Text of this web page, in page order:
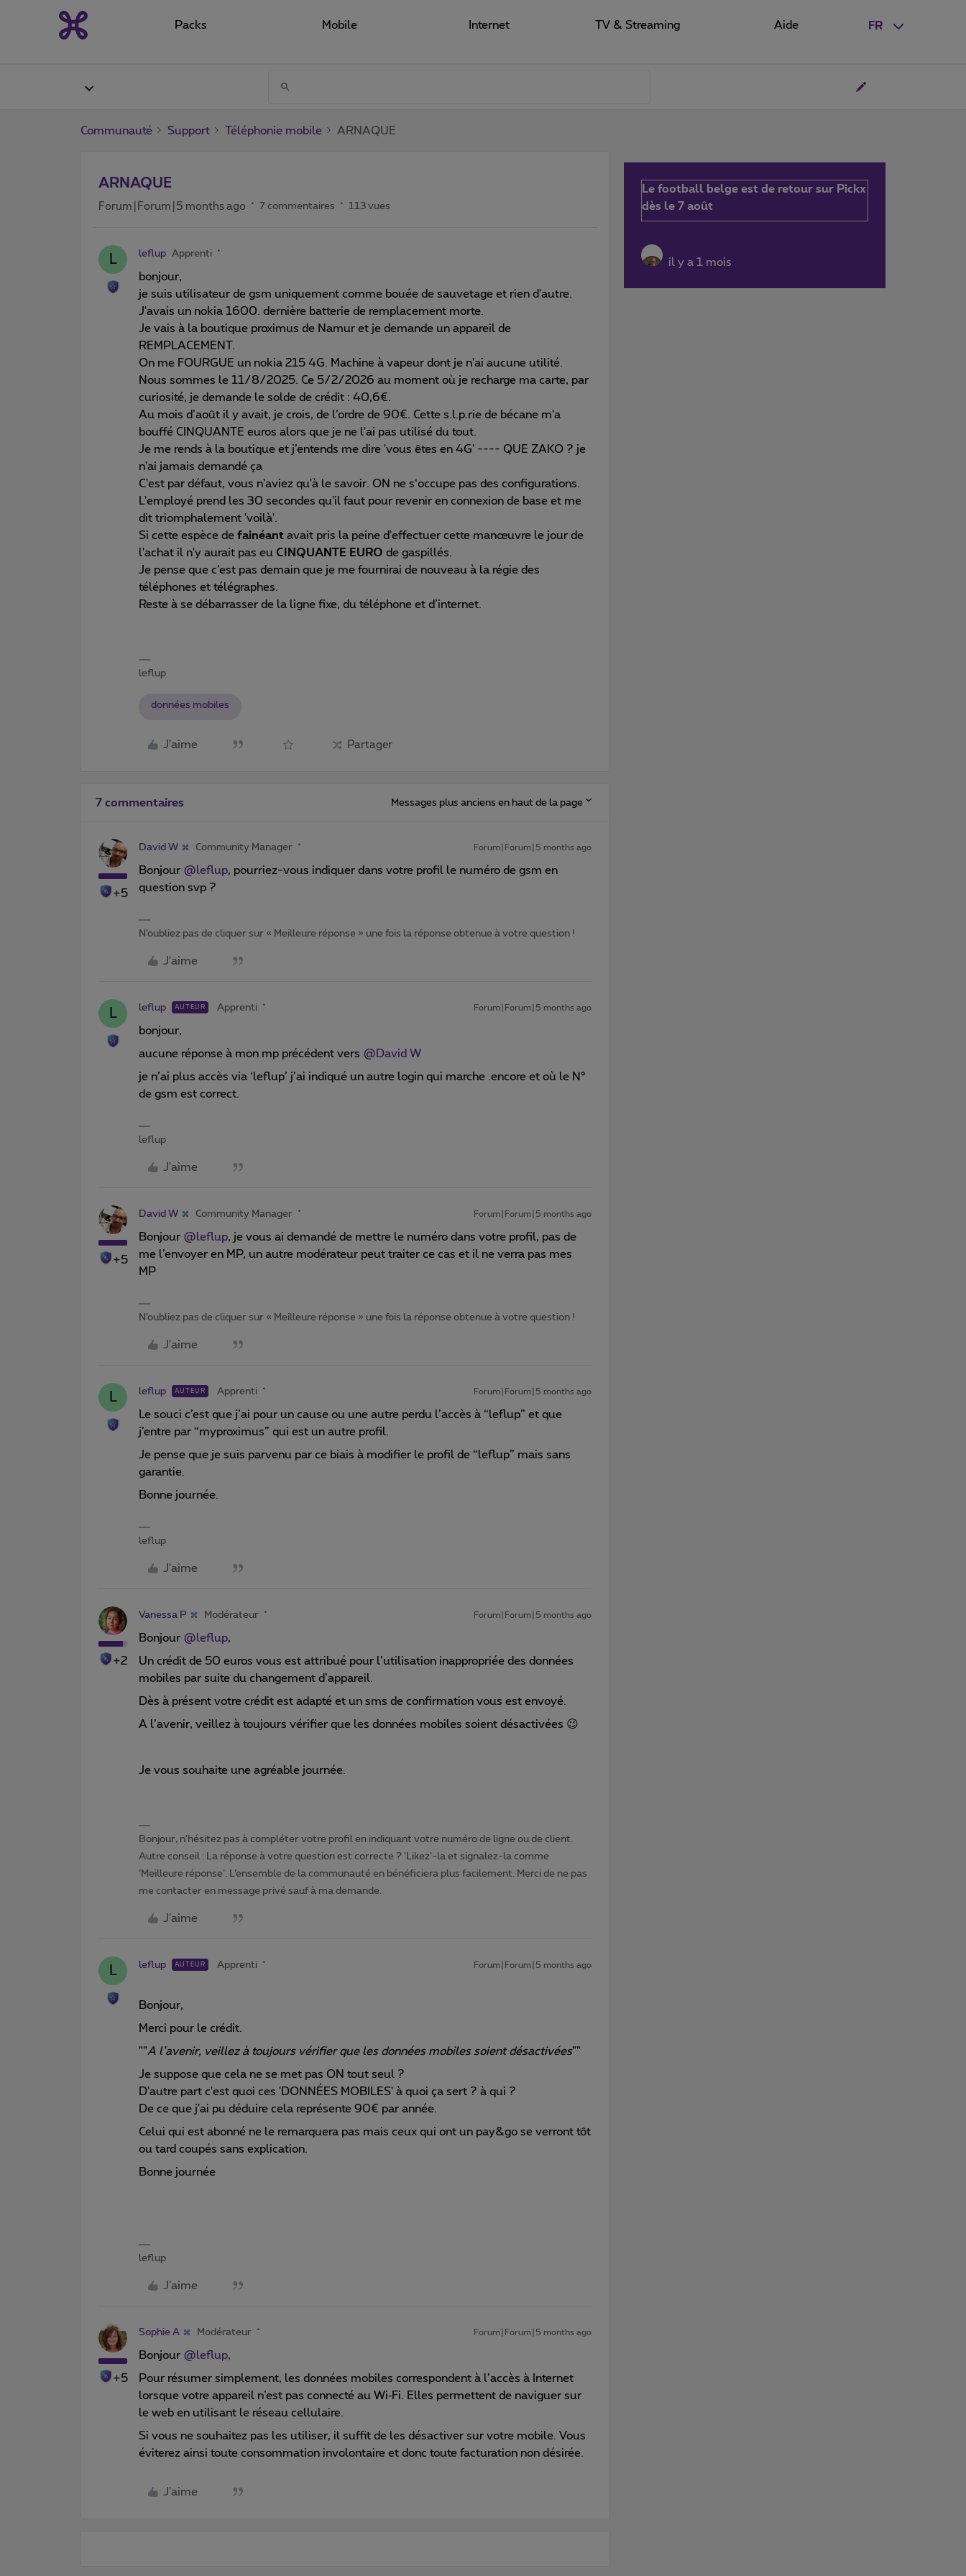
FR
Packs Mobile Internet TV & Streaming Aide
Communauté Support Téléphonie mobile ARNAQUE
ARNAQUE
Forum|Forum|5 months ago 7 commentaires 113 vues
L leflup Apprenti
bonjour,
je suis utilisateur de gsm uniquement comme bouée de sauvetage et rien d'autre.
J'avais un nokia 1600. dernière batterie de remplacement morte.
Je vais à la boutique proximus de Namur et je demande un appareil de
REMPLACEMENT.
On me FOURGUE un nokia 215 4G. Machine à vapeur dont je n'ai aucune utilité.
Nous sommes le 11/8/2025. Ce 5/2/2026 au moment où je recharge ma carte, par
curiosité, je demande le solde de crédit : 40,6€.
Au mois d’août il y avait, je crois, de l’ordre de 90€. Cette s.l.p.rie de bécane m'a
bouffé CINQUANTE euros alors que je ne l'ai pas utilisé du tout.
Je me rends à la boutique et j’entends me dire 'vous êtes en 4G' ---- QUE ZAKO ? je
n'ai jamais demandé ça
C'est par défaut, vous n'aviez qu'à le savoir. ON ne s‘occupe pas des configurations.
L'employé prend les 30 secondes qu'il faut pour revenir en connexion de base et me
dit triomphalement 'voilà'.
Si cette espèce de fainéant avait pris la peine d'effectuer cette manœuvre le jour de
l'achat il n'y aurait pas eu CINQUANTE EURO de gaspillés.
Je pense que c’est pas demain que je me fournirai de nouveau à la régie des
téléphones et télégraphes.
Reste à se débarrasser de la ligne fixe, du téléphone et d’internet.
leflup
données mobiles
J'aime Partager
7 commentaires Messages plus anciens en haut de la page
+5
David W Community Manager Forum|Forum|5 months ago
Bonjour ​ @leflup, pourriez-vous indiquer dans votre profil le numéro de gsm en
question svp ?
N’oubliez pas de cliquer sur « Meilleure réponse » une fois la réponse obtenue à votre question !
J'aime
L leflup AUTEUR Apprenti Forum|Forum|5 months ago
bonjour,
aucune réponse à mon mp précédent vers ​ @David W
je n’ai plus accès via ‘leflup’ j’ai indiqué un autre login qui marche .encore et où le N°
de gsm est correct.
leflup
J'aime
+5
David W Community Manager Forum|Forum|5 months ago
Bonjour ​ @leflup, je vous ai demandé de mettre le numéro dans votre profil, pas de
me l’envoyer en MP, un autre modérateur peut traiter ce cas et il ne verra pas mes
MP
N’oubliez pas de cliquer sur « Meilleure réponse » une fois la réponse obtenue à votre question !
J'aime
L leflup AUTEUR Apprenti Forum|Forum|5 months ago
Le souci c’est que j’ai pour un cause ou une autre perdu l’accès à “leflup” et que
j’entre par “myproximus” qui est un autre profil.
Je pense que je suis parvenu par ce biais à modifier le profil de “leflup” mais sans
garantie.
Bonne journée.
leflup
J'aime
+2
Vanessa P Modérateur Forum|Forum|5 months ago
Bonjour ​ @leflup,
Un crédit de 50 euros vous est attribué pour l’utilisation inappropriée des données
mobiles par suite du changement d’appareil.
Dès à présent votre crédit est adapté et un sms de confirmation vous est envoyé.
A l’avenir, veillez à toujours vérifier que les données mobiles soient désactivées 😉
Je vous souhaite une agréable journée.
Bonjour, n'hésitez pas à compléter votre profil en indiquant votre numéro de ligne ou de client.
Autre conseil : La réponse à votre question est correcte ? ‘Likez’-la et signalez-la comme
‘Meilleure réponse’. L’ensemble de la communauté en bénéficiera plus facilement. Merci de ne pas
me contacter en message privé sauf à ma demande.
J'aime
L leflup AUTEUR Apprenti Forum|Forum|5 months ago
Bonjour,
Merci pour le crédit.
""A l’avenir, veillez à toujours vérifier que les données mobiles soient désactivées""
Je suppose que cela ne se met pas ON tout seul ?
D'autre part c'est quoi ces 'DONNÉES MOBILES' à quoi ça sert ? à qui ?
De ce que j'ai pu déduire cela représente 90€ par année.
Celui qui est abonné ne le remarquera pas mais ceux qui ont un pay&go se verront tôt
ou tard coupés sans explication.
Bonne journée
leflup
J'aime
+5
Sophie A Modérateur Forum|Forum|5 months ago
Bonjour ​ @leflup,
Pour résumer simplement, les données mobiles correspondent à l’accès à Internet
lorsque votre appareil n’est pas connecté au Wi‑Fi. Elles permettent de naviguer sur
le web en utilisant le réseau cellulaire.
Si vous ne souhaitez pas les utiliser, il suffit de les désactiver sur votre mobile. Vous
éviterez ainsi toute consommation involontaire et donc toute facturation non désirée.
J'aime
Le football belge est de retour sur Pickx
dès le 7 août
il y a 1 mois